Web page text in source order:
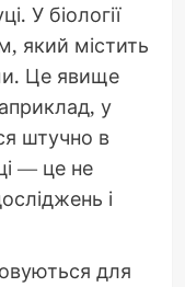
У біології
який містить
Це явище
у
штучно в
— це не
і
для